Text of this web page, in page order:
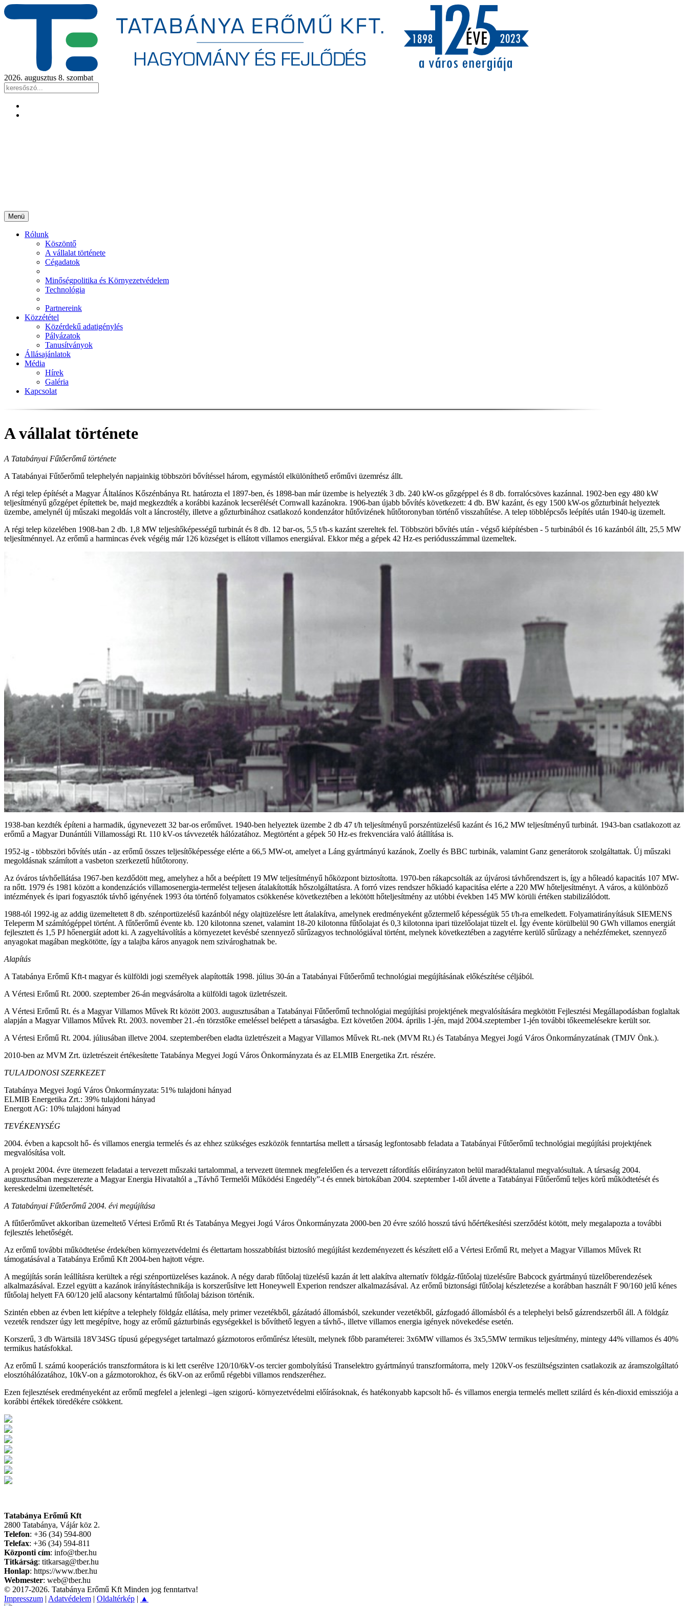
2026. augusztus 8. szombat
Menü
Rólunk
Köszöntő
A vállalat története
Cégadatok
Minőségpolitika és Környezetvédelem
Technológia
Partnereink
Közzététel
Közérdekű adatigénylés
Pályázatok
Tanusítványok
Állásajánlatok
Média
Hírek
Galéria
Kapcsolat
A vállalat története
A Tatabányai Fűtőerőmű története
A Tatabányai Fűtőerőmű telephelyén napjainkig többszöri bővítéssel három, egymástól elkülöníthető erőművi üzemrész állt.
A régi telep építését a Magyar Általános Kőszénbánya Rt. határozta el 1897-ben, és 1898-ban már üzembe is helyezték 3 db. 240 kW-os gőzgéppel és 8 db. forralócsöves kazánnal. 1902-ben egy 480 kW
teljesítményű gőzgépet építettek be, majd megkezdték a korábbi kazánok lecserélését Cornwall kazánokra. 1906-ban újabb bővítés következett: 4 db. BW kazánt, és egy 1500 kW-os gőzturbinát helyeztek
üzembe, amelynél új műszaki megoldás volt a láncrostély, illetve a gőzturbinához csatlakozó kondenzátor hűtővizének hűtőtoronyban történő visszahűtése. A telep többlépcsős leépítés után 1940-ig üzemelt.
A régi telep közelében 1908-ban 2 db. 1,8 MW teljesítőképességű turbinát és 8 db. 12 bar-os, 5,5 t/h-s kazánt szereltek fel. Többszöri bővítés után - végső kiépítésben - 5 turbinából és 16 kazánból állt, 25,5 MW
teljesítménnyel. Az erőmű a harmincas évek végéig már 126 községet is ellátott villamos energiával. Ekkor még a gépek 42 Hz-es periódusszámmal üzemeltek.
1938-ban kezdték építeni a harmadik, úgynevezett 32 bar-os erőművet. 1940-ben helyeztek üzembe 2 db 47 t/h teljesítményű porszéntüzelésű kazánt és 16,2 MW teljesítményű turbinát. 1943-ban csatlakozott az
erőmű a Magyar Dunántúli Villamossági Rt. 110 kV-os távvezeték hálózatához. Megtörtént a gépek 50 Hz-es frekvenciára való átállítása is.
1952-ig - többszöri bővítés után - az erőmű összes teljesítőképessége elérte a 66,5 MW-ot, amelyet a Láng gyártmányú kazánok, Zoelly és BBC turbinák, valamint Ganz generátorok szolgáltattak. Új műszaki
megoldásnak számított a vasbeton szerkezetű hűtőtorony.
Az óváros távhőellátása 1967-ben kezdődött meg, amelyhez a hőt a beépített 19 MW teljesítményű hőközpont biztosította. 1970-ben rákapcsolták az újvárosi távhőrendszert is, így a hőleadó kapacitás 107 MW-
ra nőtt. 1979 és 1981 között a kondenzációs villamosenergia-termelést teljesen átalakították hőszolgáltatásra. A forró vizes rendszer hőkiadó kapacitása elérte a 220 MW hőteljesítményt. A város, a különböző
intézmények és ipari fogyasztók távhő igényének 1993 óta történő folyamatos csökkenése következtében a lekötött hőteljesítmény az utóbbi években 145 MW körüli értéken stabilizálódott.
1988-tól 1992-ig az addig üzemeltetett 8 db. szénportüzelésű kazánból négy olajtüzelésre lett átalakítva, amelynek eredményeként gőztermelő képességük 55 t/h-ra emelkedett. Folyamatirányításuk SIEMENS
Teleperm M számítógéppel történt. A fűtőerőmű évente kb. 120 kilotonna szenet, valamint 18-20 kilotonna fűtőolajat és 0,3 kilotonna ipari tüzelőolajat tüzelt el. Így évente körülbelül 90 GWh villamos energiát
fejlesztett és 1,5 PJ hőenergiát adott ki. A zagyeltávolítás a környezetet kevésbé szennyező sűrűzagyos technológiával történt, melynek következtében a zagytérre kerülő sűrűzagy a nehézfémeket, szennyező
anyagokat magában megkötötte, így a talajba káros anyagok nem szivároghatnak be.
Alapítás
A Tatabánya Erőmű Kft-t magyar és külföldi jogi személyek alapították 1998. július 30-án a Tatabányai Fűtőerőmű technológiai megújításának előkészítése céljából.
A Vértesi Erőmű Rt. 2000. szeptember 26-án megvásárolta a külföldi tagok üzletrészeit.
A Vértesi Erőmű Rt. és a Magyar Villamos Művek Rt között 2003. augusztusában a Tatabányai Fűtőerőmű technológiai megújítási projektjének megvalósítására megkötött Fejlesztési Megállapodásban foglaltak
alapján a Magyar Villamos Művek Rt. 2003. november 21.-én törzstőke emeléssel belépett a társaságba. Ezt követően 2004. április 1-jén, majd 2004.szeptember 1-jén további tőkeemelésekre került sor.
A Vértesi Erőmű Rt. 2004. júliusában illetve 2004. szeptemberében eladta üzletrészeit a Magyar Villamos Művek Rt.-nek (MVM Rt.) és Tatabánya Megyei Jogú Város Önkormányzatának (TMJV Önk.).
2010-ben az MVM Zrt. üzletrészeit értékesítette Tatabánya Megyei Jogú Város Önkormányzata és az ELMIB Energetika Zrt. részére.
TULAJDONOSI SZERKEZET
Tatabánya Megyei Jogú Város Önkormányzata: 51% tulajdoni hányad
ELMIB Energetika Zrt.: 39% tulajdoni hányad
Energott AG: 10% tulajdoni hányad
TEVÉKENYSÉG
2004. évben a kapcsolt hő- és villamos energia termelés és az ehhez szükséges eszközök fenntartása mellett a társaság legfontosabb feladata a Tatabányai Fűtőerőmű technológiai megújítási projektjének
megvalósítása volt.
A projekt 2004. évre ütemezett feladatai a tervezett műszaki tartalommal, a tervezett ütemnek megfelelően és a tervezett ráfordítás előirányzaton belül maradéktalanul megvalósultak. A társaság 2004.
augusztusában megszerezte a Magyar Energia Hivataltól a „Távhő Termelői Működési Engedély”-t és ennek birtokában 2004. szeptember 1-től átvette a Tatabányai Fűtőerőmű teljes körű működtetését és
kereskedelmi üzemeltetését.
A Tatabányai Fűtőerőmű 2004. évi megújítása
A fűtőerőművet akkoriban üzemeltető Vértesi Erőmű Rt és Tatabánya Megyei Jogú Város Önkormányzata 2000-ben 20 évre szóló hosszú távú hőértékesítési szerződést kötött, mely megalapozta a további
fejlesztés lehetőségét.
Az erőmű további működtetése érdekében környezetvédelmi és élettartam hosszabbítást biztosító megújítást kezdeményezett és készített elő a Vértesi Erőmű Rt, melyet a Magyar Villamos Művek Rt
támogatásával a Tatabánya Erőmű Kft 2004-ben hajtott végre.
A megújítás során leállításra kerültek a régi szénportüzeléses kazánok. A négy darab fűtőolaj tüzelésű kazán át lett alakítva alternatív földgáz-fűtőolaj tüzelésűre Babcock gyártmányú tüzelőberendezések
alkalmazásával. Ezzel együtt a kazánok irányítástechnikája is korszerűsítve lett Honeywell Experion rendszer alkalmazásával. Az erőmű biztonsági fűtőolaj készletezése a korábban használt F 90/160 jelű kénes
fűtőolaj helyett FA 60/120 jelű alacsony kéntartalmú fűtőolaj bázison történik.
Szintén ebben az évben lett kiépítve a telephely földgáz ellátása, mely primer vezetékből, gázátadó állomásból, szekunder vezetékből, gázfogadó állomásból és a telephelyi belső gázrendszerből áll. A földgáz
vezeték rendszer úgy lett megépítve, hogy az erőmű gázturbinás egységekkel is bővíthető legyen a távhő-, illetve villamos energia igények növekedése esetén.
Korszerű, 3 db Wärtsilä 18V34SG típusú gépegységet tartalmazó gázmotoros erőműrész létesült, melynek főbb paraméterei: 3x6MW villamos és 3x5,5MW termikus teljesítmény, mintegy 44% villamos és 40%
termikus hatásfokkal.
Az erőmű I. számú kooperációs transzformátora is ki lett cserélve 120/10/6kV-os tercier gombolyítású Transelektro gyártmányú transzformátorra, mely 120kV-os feszültségszinten csatlakozik az áramszolgáltató
elosztóhálózatához, 10kV-on a gázmotorokhoz, és 6kV-on az erőmű régebbi villamos rendszeréhez.
Ezen fejlesztések eredményeként az erőmű megfelel a jelenlegi –igen szigorú- környezetvédelmi előírásoknak, és hatékonyabb kapcsolt hő- és villamos energia termelés mellett szilárd és kén-dioxid emissziója a
korábbi értékek töredékére csökkent.
Tatabánya Erőmű Kft
2800 Tatabánya, Vájár köz 2.
Telefon: +36 (34) 594-800
Telefax: +36 (34) 594-811
Központi cím: info@tber.hu
Titkárság: titkarsag@tber.hu
Honlap: https://www.tber.hu
Webmester: web@tber.hu
© 2017-2026. Tatabánya Erőmű Kft Minden jog fenntartva!
Impresszum | Adatvédelem | Oldaltérkép | ▲